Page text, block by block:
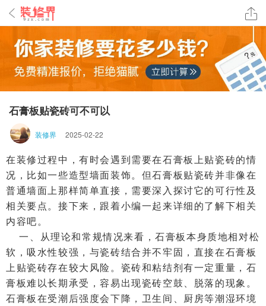
石膏板贴瓷砖可不可以
装修界 2025-02-22
在装修过程中，有时会遇到需要在石膏板上贴瓷砖的情
况，比如一些造型墙面装饰。但石膏板贴瓷砖并非像在
普通墙面上那样简单直接，需要深入探讨它的可行性及
相关要点。接下来，跟着小编一起来详细的了解下相关
内容吧。
一、从理论和常规情况来看，石膏板本身质地相对松
软，吸水性较强，与瓷砖结合并不牢固，直接在石膏板
上贴瓷砖存在较大风险。瓷砖和粘结剂有一定重量，石
膏板难以长期承受，容易出现瓷砖空鼓、脱落的现象。
石膏板在受潮后强度会下降，卫生间、厨房等潮湿环境